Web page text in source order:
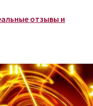
отзывы и